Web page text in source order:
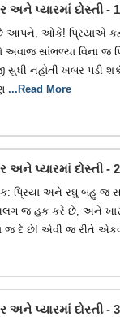
અને પ્યારમાં દોસ્તી - 1
આપને, ઓકે! પ્રિયાએ
અવાજ સાંભળ્યા વિના જ
સુધી નહોતી ખબર પડી
...Read More
અને પ્યારમાં દોસ્તી -
પ્રિયા અને રઘુ બહુ જ
જ હક કરે છે, અને
જ દે છે! એવી જ રીતે
અને પ્યારમાં